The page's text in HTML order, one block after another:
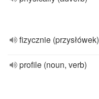
fizycznie (przysłówek)
profile (noun, verb)